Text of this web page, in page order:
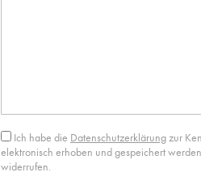
Ich habe die Datenschutzerklärungzur
elektronisch erhoben und gespeichert
widerrufen.